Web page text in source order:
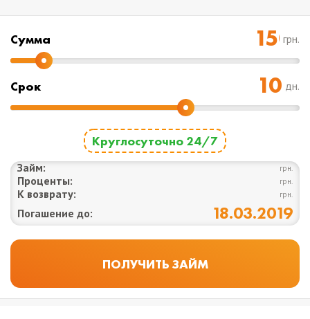
Cумма грн.
Срок дн.
Круглосуточно 24/7
Займ: грн.
Проценты: грн.
К возврату: грн.
Погашение до: 18.03.2019